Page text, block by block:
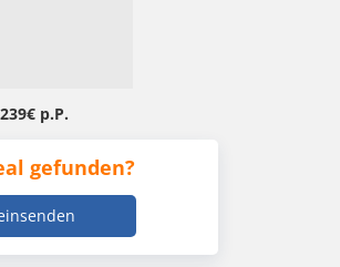
p.P.
gefunden?